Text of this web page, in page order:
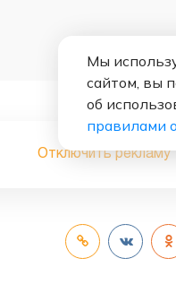
Отключить рекламу
Мы
сайтом, вы
об
правилами